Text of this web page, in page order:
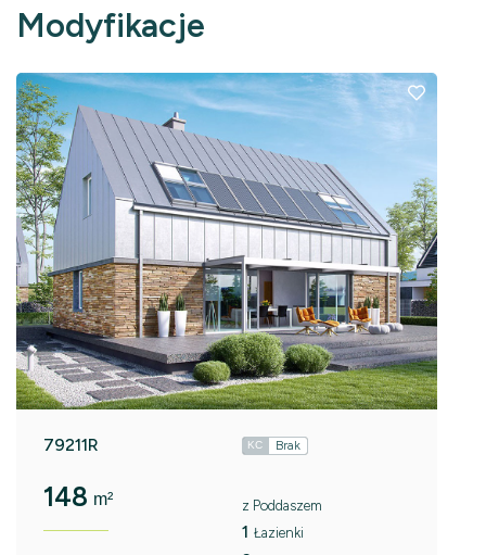
Modyfikacje
79211R KC Brak
148 m² z Poddaszem
1 Łazienki